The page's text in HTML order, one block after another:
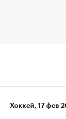
Хоккей⁠, 17 фев